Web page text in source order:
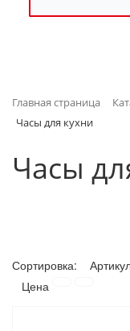
ИНТЕРЬЕР
Главная страница
Часы для кухни
Часы
Сортировка:
Цена